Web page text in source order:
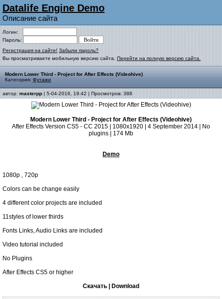
Datalife Engine Demo
Описание сайта
Логин:
Пароль:
Регистрация на сайте! Забыли пароль?
Вы просматриваете мобильную версию сайта. Перейти на полную версию сайта.
Modern Lower Third - Project for After Effects (Videohive)
Категория: Футажи
автор: masterpp | 5-04-2016, 19:42 | Просмотров: 388
Modern Lower Third - Project for After Effects (Videohive)
After Effects Version CS5 - CC 2015 | 1080x1920 | 4 September 2014 | No
plugins | 174 Mb
Demo
1080p , 720p
Colors can be change easily
4 different color projects are included
11styles of lower thirds
Fonts Links, Audio Links are included
Video tutorial included
No Plugins
After Effects CS5 or higher
Скачать | Download